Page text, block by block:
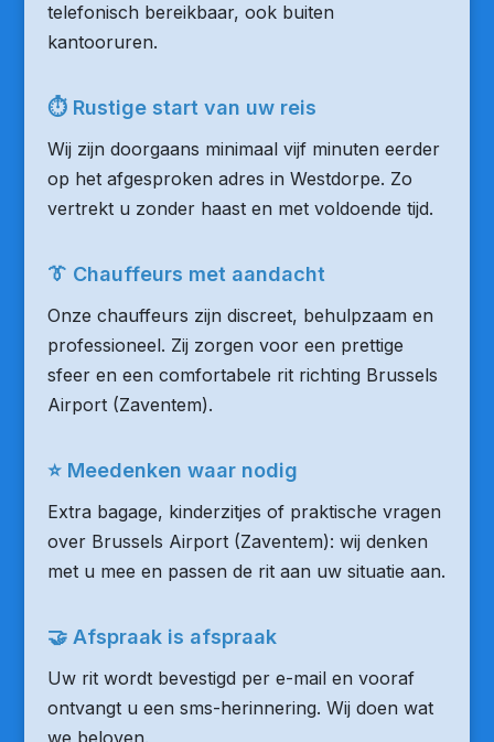
telefonisch bereikbaar, ook buiten
kantooruren.
⏱ Rustige start van uw reis
Wij zijn doorgaans minimaal vijf minuten eerder
op het afgesproken adres in Westdorpe. Zo
vertrekt u zonder haast en met voldoende tijd.
👔 Chauffeurs met aandacht
Onze chauffeurs zijn discreet, behulpzaam en
professioneel. Zij zorgen voor een prettige
sfeer en een comfortabele rit richting Brussels
Airport (Zaventem).
⭐ Meedenken waar nodig
Extra bagage, kinderzitjes of praktische vragen
over Brussels Airport (Zaventem): wij denken
met u mee en passen de rit aan uw situatie aan.
🤝 Afspraak is afspraak
Uw rit wordt bevestigd per e-mail en vooraf
ontvangt u een sms-herinnering. Wij doen wat
we beloven.